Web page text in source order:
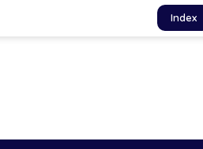
Index